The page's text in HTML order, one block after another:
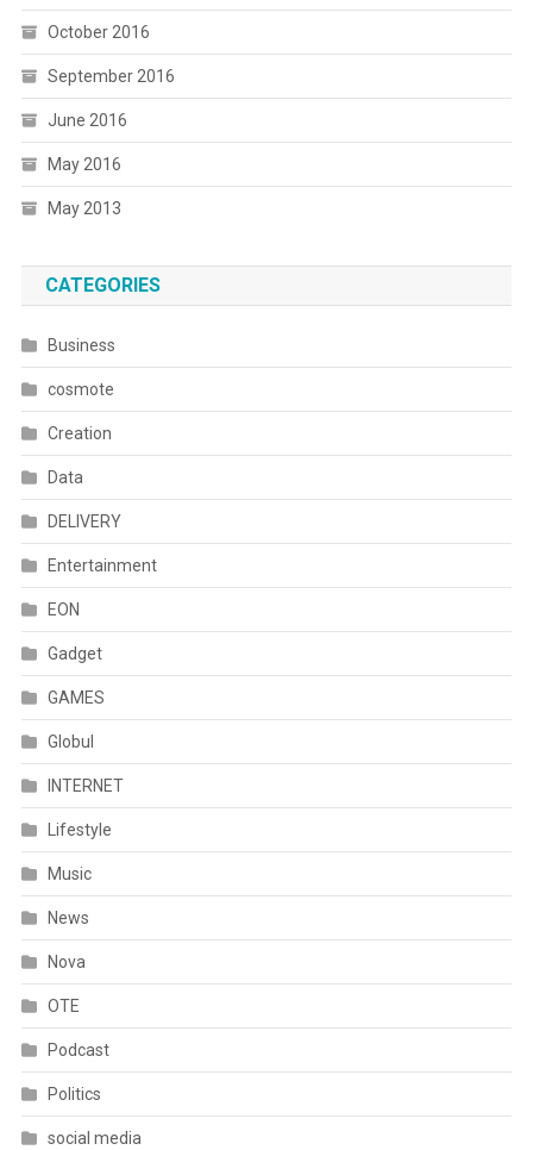
October 2016
September 2016
June 2016
May 2016
May 2013
CATEGORIES
Business
cosmote
Creation
Data
DELIVERY
Entertainment
EON
Gadget
GAMES
Globul
INTERNET
Lifestyle
Music
News
Nova
OTE
Podcast
Politics
social media